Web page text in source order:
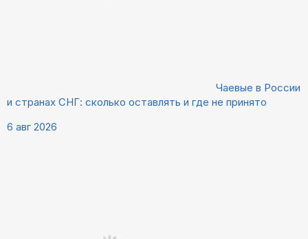
Чаевые в России
и странах СНГ: сколько оставлять и где не принято
6 авг 2026